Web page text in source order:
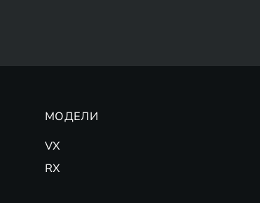
МОДЕЛИ
VX
RX